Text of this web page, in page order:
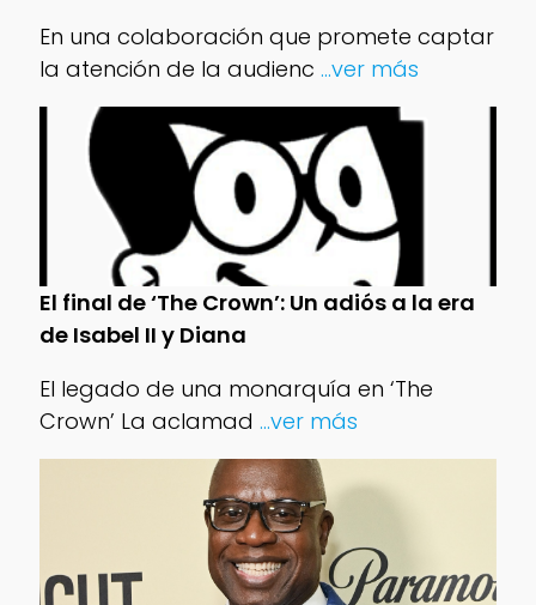
En una colaboración que promete captar
la atención de la audienc ...ver más
El final de ‘The Crown’: Un adiós a la era
de Isabel II y Diana
El legado de una monarquía en ‘The
Crown’ La aclamad ...ver más